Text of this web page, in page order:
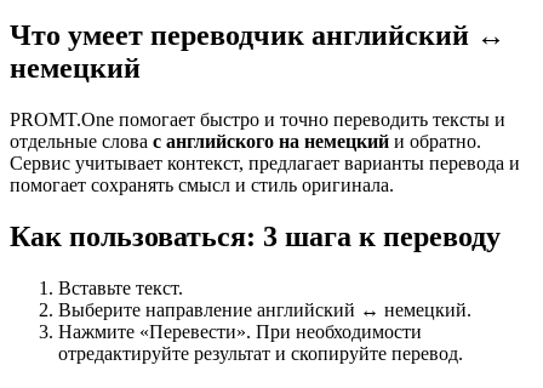
Что умеет переводчик английский ↔
немецкий
PROMT.One помогает быстро и точно переводить тексты и
отдельные слова с английского на немецкий и обратно.
Сервис учитывает контекст, предлагает варианты перевода и
помогает сохранять смысл и стиль оригинала.
Как пользоваться: 3 шага к переводу
Вставьте текст.
Выберите направление английский ↔ немецкий.
Нажмите «Перевести». При необходимости
отредактируйте результат и скопируйте перевод.